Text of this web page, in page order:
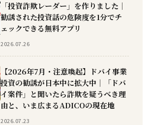
「投資詐欺レーダー」を作りました｜
勧誘された投資話の危険度を1分でチ
ェックできる無料アプリ
2026.07.26
【2026年7月・注意喚起】ドバイ事業
投資の勧誘が日本中に拡大中｜「ドバ
イ案件」と聞いたら詐欺を疑うべき理
由と、いま広まるADICOの現在地
2026.07.23